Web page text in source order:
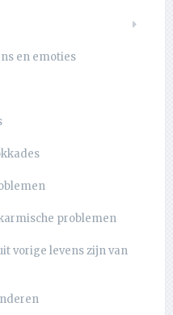
en emoties
problemen
vorige levens zijn van